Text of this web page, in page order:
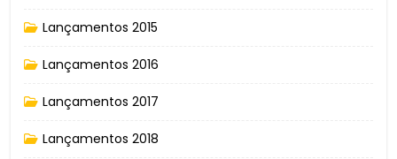
Lançamentos 2015
Lançamentos 2016
Lançamentos 2017
Lançamentos 2018